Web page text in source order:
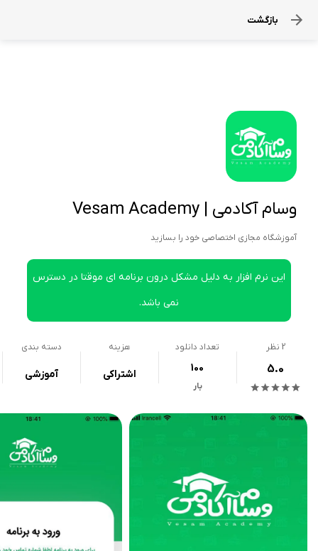
بازگشت
وسام آکادمی | Vesam Academy
آموزشگاه مجازی اختصاصی خود را بسازید
این نرم افزار به دلیل مشکل درون برنامه ای موقتا در دسترس
نمی باشد.
2 نظر
5.0
تعداد دانلود
100
بار
هزینه
اشتراکی
دسته بندی
آموزشی